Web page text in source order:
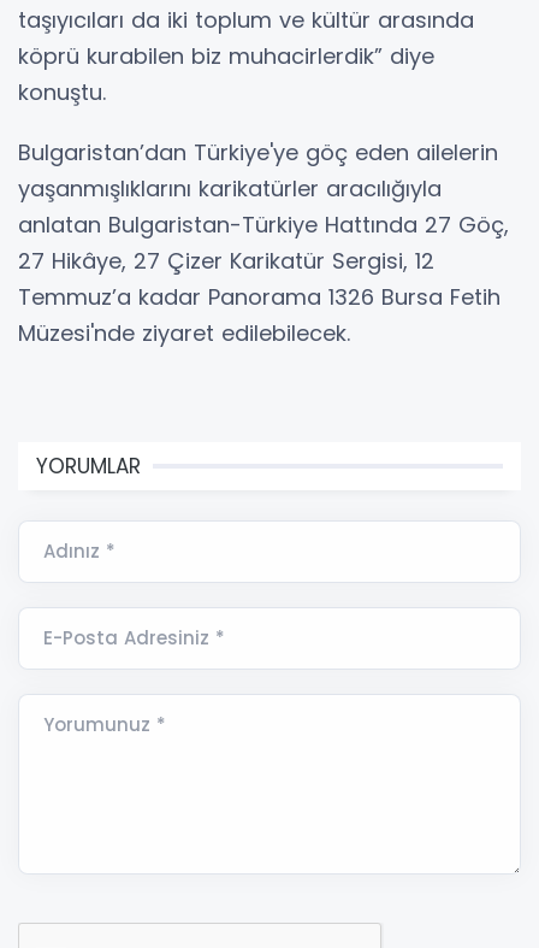
taşıyıcıları da iki toplum ve kültür arasında
köprü kurabilen biz muhacirlerdik” diye
konuştu.
Bulgaristan’dan Türkiye'ye göç eden ailelerin
yaşanmışlıklarını karikatürler aracılığıyla
anlatan Bulgaristan-Türkiye Hattında 27 Göç,
27 Hikâye, 27 Çizer Karikatür Sergisi, 12
Temmuz’a kadar Panorama 1326 Bursa Fetih
Müzesi'nde ziyaret edilebilecek.
YORUMLAR
Adınız *
E-Posta Adresiniz *
Yorumunuz *